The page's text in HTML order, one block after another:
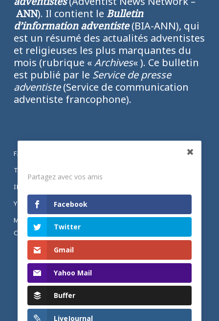
ANN). Il contient le Bulletin
d’information adventiste(BIA-ANN), qui
est un résumé des actualités adventistes
et religieuses les plus marquantes du
mois (rubrique «Archives« ). Ce bulletin
est publié par le Service de presse
adventiste(Service de communication
adventiste francophone).
FACEBOOK
TWITTER
INSTAGRAM
YOUTUBE
MENTIONS LÉGALES ET POLITIQUE DE
CONFIDENTIALITÉ
Partagez avec vos amis
Facebook
Twitter
Gmail
Yahoo Mail
Buffer
LiveJournal